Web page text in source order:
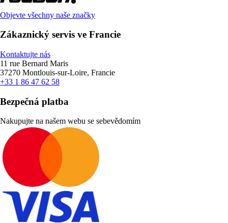
Objevte všechny naše značky
Zákaznický servis ve Francie
Kontaktujte nás
11 rue Bernard Maris
37270 Montlouis-sur-Loire, Francie
+33 1 86 47 62 58
Bezpečná platba
Nakupujte na našem webu se sebevědomím